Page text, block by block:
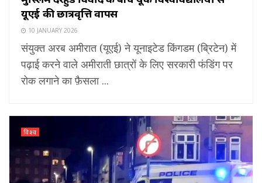
यूएई की छात्रवृत्ति वापस
10 JANUARY 2026
संयुक्त अरब अमीरात (यूएई) ने यूनाइटेड किंगडम (ब्रिटेन) में
पढ़ाई करने वाले अमीराती छात्रों के लिए सरकारी फंडिंग पर
रोक लगाने का फ़ैसला ...
विश्व